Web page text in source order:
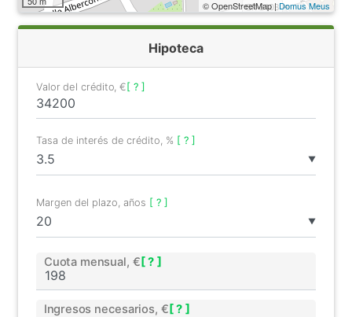
© OpenStreetMap |Domus Meus
Hipoteca
Valor del crédito, €[ ? ]
▼
Tasa de interés de crédito, % [ ? ]
▼
Margen del plazo, años [ ? ]
Cuota mensual, € [ ? ]
Ingresos necesarios, € [ ? ]